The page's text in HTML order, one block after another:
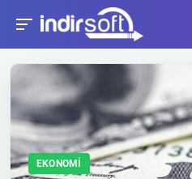
EKONOMI